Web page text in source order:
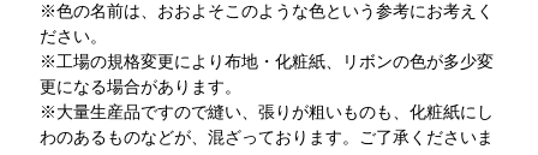
※色の名前は、おおよそこのような色という参考にお考えく
ださい。
※工場の規格変更により布地・化粧紙、リボンの色が多少変
更になる場合があります。
※大量生産品ですので縫い、張りが粗いものも、化粧紙にし
わのあるものなどが、混ざっております。ご了承くださいま